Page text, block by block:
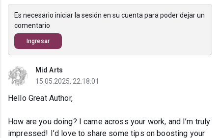
Es necesario iniciar la sesión en su cuenta para poder dejar un
comentario
Ingresar
Mid Arts
15.05.2025, 22:18:01
Hello Great Author,
How are you doing? I came across your work, and I’m truly
impressed! I’d love to share some tips on boosting your